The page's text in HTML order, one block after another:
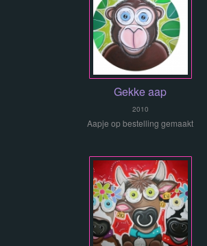
Gekke aap
2010
Aapje op bestelling gemaakt